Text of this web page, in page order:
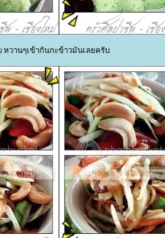
วานๆเข้ากันกะข้าวมันเลยครับ